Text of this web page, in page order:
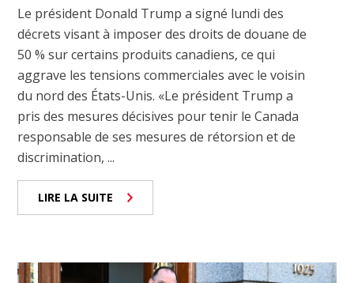
Le président Donald Trump a signé lundi des
décrets visant à imposer des droits de douane de
50 % sur certains produits canadiens, ce qui
aggrave les tensions commerciales avec le voisin
du nord des États-Unis. «Le président Trump a
pris des mesures décisives pour tenir le Canada
responsable de ses mesures de rétorsion et de
discrimination, ...
LIRE LA SUITE